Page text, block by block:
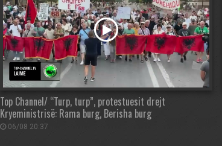
Top Channel/ “Turp, turp”, protestuesit drejt
Kryeministrisë: Rama burg, Berisha burg
06/08 20:37